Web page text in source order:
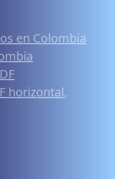
en Colombia
horizontal,